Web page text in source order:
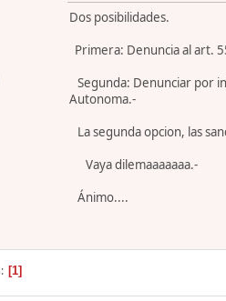
Dos posibilidades.
Primera: Denuncia al art.
Segunda: Denunciar por
Autonoma.-
La segunda opcion, las
Vaya dilemaaaaaaa.-
Ánimo....
1